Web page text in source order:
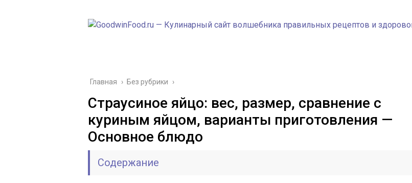
Главная › Без рубрики ›
Страусиное яйцо: вес, размер, сравнение с
куриным яйцом, варианты приготовления —
Основное блюдо
Содержание